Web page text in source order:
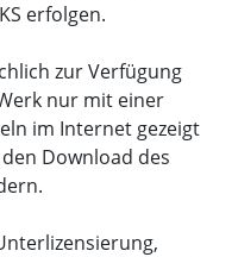
erfolgen.
zur Verfügung
nur mit einer
im Internet gezeigt
Download des